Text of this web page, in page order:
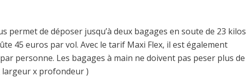
permet de déposer jusqu’à deux bagages en soute de 23 kilos
45 euros par vol. Avec le tarif Maxi Flex, il est également
personne. Les bagages à main ne doivent pas peser plus de
largeur x profondeur )